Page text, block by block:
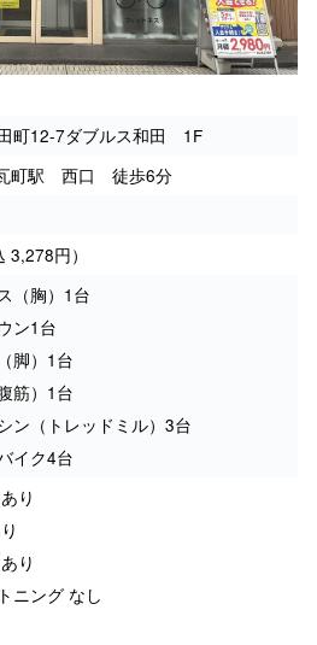
町12-7ダブルス和田 1F
町駅 西口 徒歩6分
円）
（胸）1台
ン1台
脚）1台
筋）1台
ン（トレッドミル）3台
イク4台
り
り
ニング なし